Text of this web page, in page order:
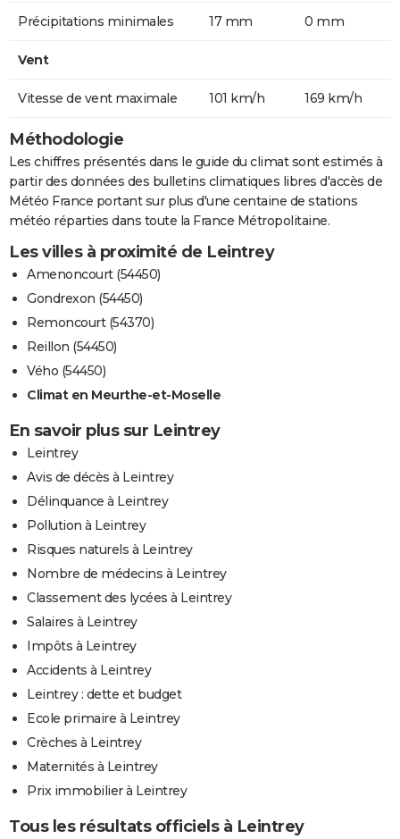
Précipitations minimales 17 mm 0 mm
Vent
Vitesse de vent maximale 101 km/h 169 km/h
Méthodologie
Les chiffres présentés dans le guide du climat sont estimés à
partir des données des bulletins climatiques libres d'accès de
Météo France portant sur plus d'une centaine de stations
météo réparties dans toute la France Métropolitaine.
Les villes à proximité de Leintrey
Amenoncourt (54450)
Gondrexon (54450)
Remoncourt (54370)
Reillon (54450)
Vého (54450)
Climat en Meurthe-et-Moselle
En savoir plus sur Leintrey
Leintrey
Avis de décès à Leintrey
Délinquance à Leintrey
Pollution à Leintrey
Risques naturels à Leintrey
Nombre de médecins à Leintrey
Classement des lycées à Leintrey
Salaires à Leintrey
Impôts à Leintrey
Accidents à Leintrey
Leintrey : dette et budget
Ecole primaire à Leintrey
Crèches à Leintrey
Maternités à Leintrey
Prix immobilier à Leintrey
Tous les résultats officiels à Leintrey